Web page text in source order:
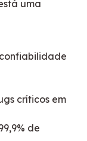
uma
críticos em
de